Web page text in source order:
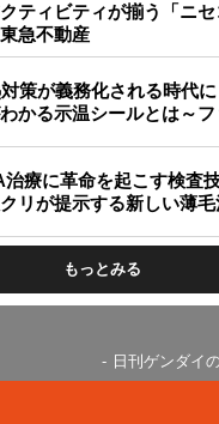
ティビティが揃う「ニ
急不動産
策が義務化される時代
かる示温シールとは～
療に革命を起こす検査
リが提示する新しい薄
もっとみる
日刊ゲンダイ